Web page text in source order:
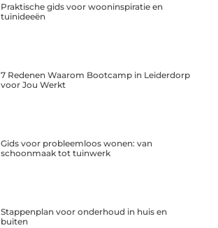
Praktische gids voor wooninspiratie en
tuinideeën
7 Redenen Waarom Bootcamp in Leiderdorp
voor Jou Werkt
Gids voor probleemloos wonen: van
schoonmaak tot tuinwerk
Stappenplan voor onderhoud in huis en
buiten